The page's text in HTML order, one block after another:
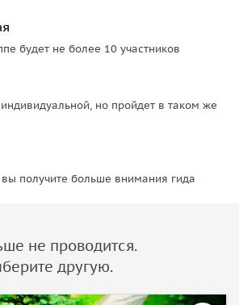
будет не более 10 участников
но пройдет в таком же
получите больше внимания гида
не проводится.
другую.